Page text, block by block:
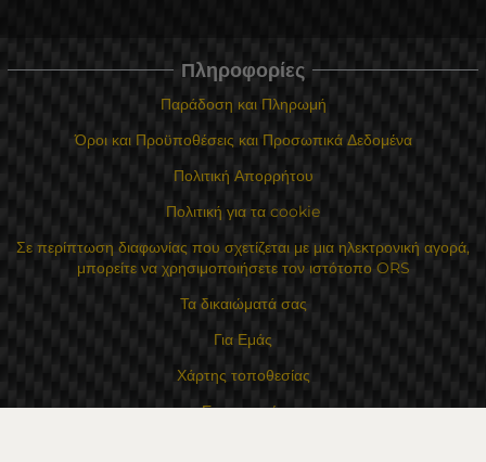
Πληροφορίες
Παράδοση και Πληρωμή
Όροι και Προϋποθέσεις και Προσωπικά Δεδομένα
Πολιτική Απορρήτου
Πολιτική για τα cookie
Σε περίπτωση διαφωνίας που σχετίζεται με μια ηλεκτρονική αγορά,
μπορείτε να χρησιμοποιήσετε τον ιστότοπο ORS
Τα δικαιώματά σας
Για Εμάς
Χάρτης τοποθεσίας
Επικοινωνία